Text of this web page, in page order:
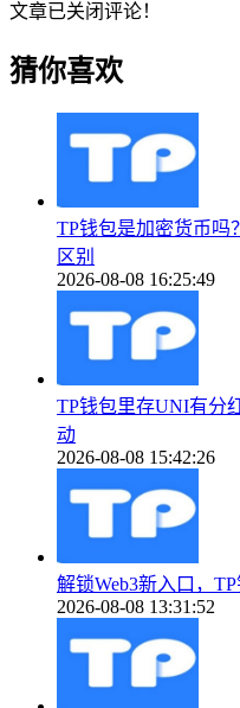
文章已关闭评论！
猜你喜欢
TP钱包是加密货币吗
区别
2026-08-08 16:25:49
TP钱包里存UNI有分
动
2026-08-08 15:42:26
解锁Web3新入口，
2026-08-08 13:31:52